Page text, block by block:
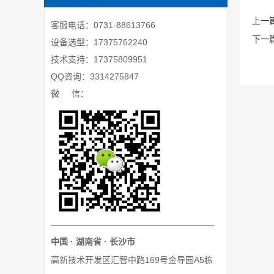
客服电话：0731-88613766
设备选型：17375762240
技术支持：17375809951
QQ咨询：3314275847
微 信：
中国 · 湖南省 · 长沙市
高新技术开发区汇智中路169号金导园A5栋
上一
下一